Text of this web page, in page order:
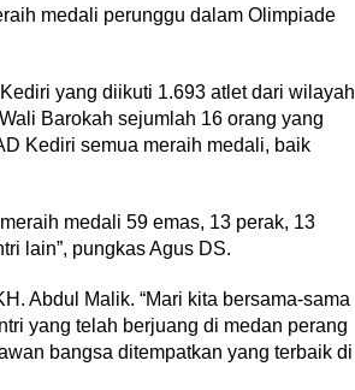
medali perunggu dalam Olimpiade
yang diikuti 1.693 atlet dari wilayah
Barokah sejumlah 16 orang yang
Kediri semua meraih medali, baik
medali 59 emas, 13 perak, 13
lain”, pungkas Agus DS.
Abdul Malik. “Mari kita bersama-sama
yang telah berjuang di medan perang
bangsa ditempatkan yang terbaik di